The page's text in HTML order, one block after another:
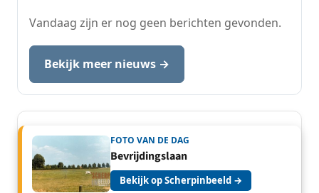
Vandaag zijn er nog geen berichten gevonden.
Bekijk meer nieuws →
FOTO VAN DE DAG
Bevrijdingslaan
Bekijk op Scherpinbeeld →